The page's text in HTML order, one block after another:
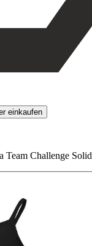
einkaufen
Team Challenge Solid